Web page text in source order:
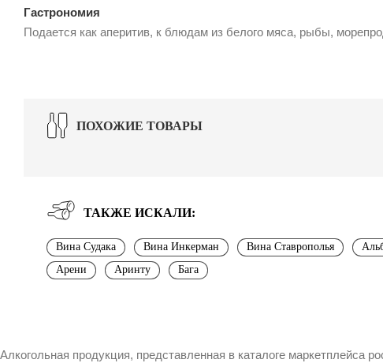
Гастрономия
Подается как аперитив, к блюдам из белого мяса, рыбы,
ПОХОЖИЕ ТОВАРЫ
ТАКЖЕ ИСКАЛИ:
Вина Судака Вина Инкерман Вина Ставрополья
Арени
Аринту Бага
Алкогольная продукция, представленная в каталоге маркетплейса